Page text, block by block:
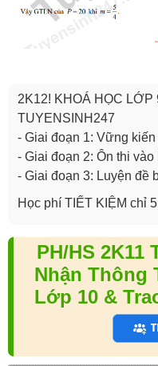
2K12! KHOÁ HỌC LỚP
TUYENSINH247
- Giai đoạn 1: Vững
- Giai đoạn 2: Ôn thi
- Giai đoạn 3: Luyện đề
Học phí TIẾT KIỆM chỉ
PH/HS 2K11
Nhận Thông
Lớp 10 &